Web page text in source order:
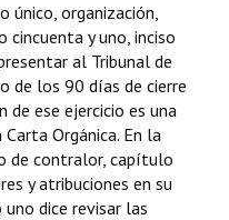
organización,
cincuenta y uno, inciso
al Tribunal de
de los 90 días de cierre
ese ejercicio es una
Orgánica. En la
de contralor, capítulo
y atribuciones en su
dice revisar las